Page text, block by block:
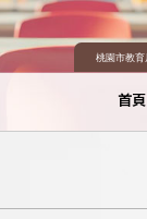
桃園市教育
首頁